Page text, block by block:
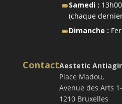
Samedi :
(chaque
Dimanche :
ContactAestetic
Place Madou,
Avenue des Arts
1210 Bruxelles